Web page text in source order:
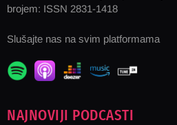
brojem: ISSN 2831-1418
Slušajte nas na svim platformama
NAJNOVIJI PODCASTI